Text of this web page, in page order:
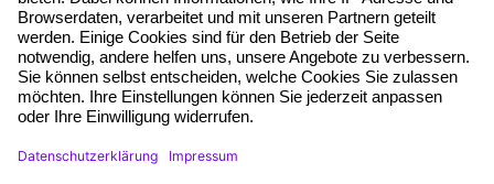
AGB
Impressum
Datenschutz